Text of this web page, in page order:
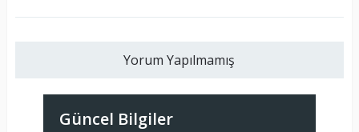
Yorum Yapılmamış
Güncel Bilgiler